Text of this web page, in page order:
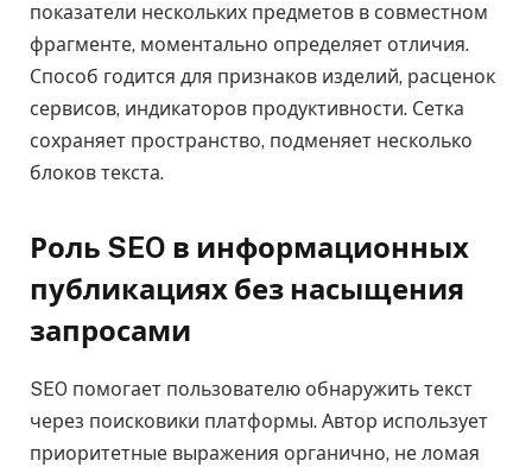
показатели нескольких предметов в совместном
фрагменте, моментально определяет отличия.
Способ годится для признаков изделий, расценок
сервисов, индикаторов продуктивности. Сетка
сохраняет пространство, подменяет несколько
блоков текста.
Роль SEO в информационных
публикациях без насыщения
запросами
SEO помогает пользователю обнаружить текст
через поисковики платформы. Автор использует
приоритетные выражения органично, не ломая